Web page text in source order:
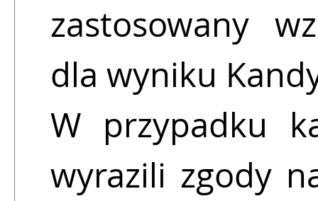
zastosowany
dla wyniku
W przypadku
wyrazili zgody